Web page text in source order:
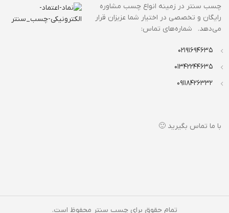
چسب سنتر در زمینه انواع چسب مشاوره
رایگان و تخصصی در اختیار شما عزیزان قرار
می‌دهد. شماره‌های تماس:
02191694635
01342244635
09118426332
با ما تماس بگیرید 🙂
تمام حقوق برای چسب سنتر محفوظ است.